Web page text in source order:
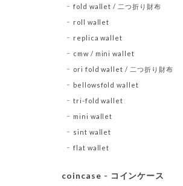
fold wallet / 二つ折り財布
roll wallet
replica wallet
cmw / mini wallet
ori fold wallet / 二つ折り財布
bellowsfold wallet
tri-fold wallet
mini wallet
sint wallet
flat wallet
coincase - コインケース